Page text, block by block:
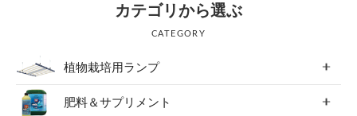
カテゴリから選ぶ
CATEGORY
植物栽培用ランプ
肥料＆サプリメント